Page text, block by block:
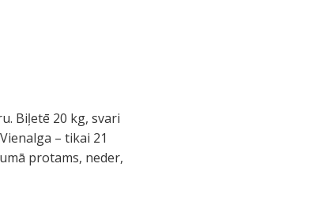
Biļetē 20 kg, svari
– tikai 21
protams, neder,